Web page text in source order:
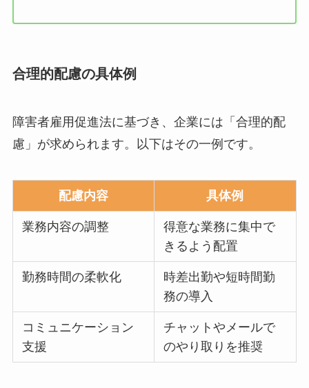
合理的配慮の具体例
障害者雇用促進法に基づき、企業には「合理的配
慮」が求められます。以下はその一例です。
配慮内容 具体例
業務内容の調整
得意な業務に集中で
きるよう配置
勤務時間の柔軟化
時差出勤や短時間勤
務の導入
コミュニケーション
支援
チャットやメールで
のやり取りを推奨